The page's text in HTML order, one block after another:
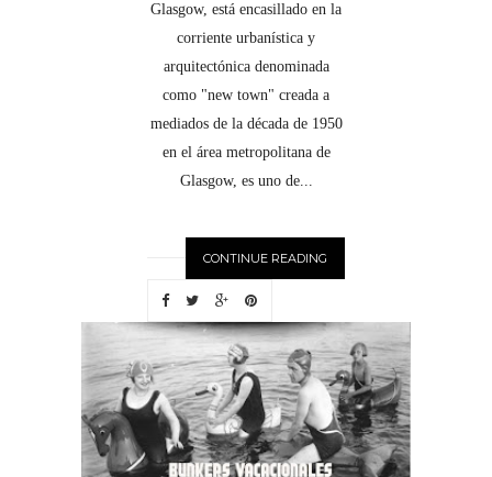
Glasgow, está encasillado en la
corriente urbanística y
arquitectónica denominada
como "new town" creada a
mediados de la década de 1950
en el área metropolitana de
Glasgow, es uno de...
CONTINUE READING